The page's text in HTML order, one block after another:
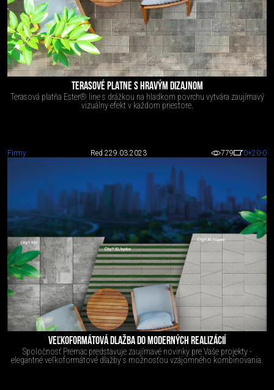
TERASOVÉ PLATNE S HRAVÝM DIZAJNOM
Terasová platňa Ester® line s drážkou na hladkom povrchu vytvára zaujímavý
vizuálny efekt v každom priestore.
Firmy Red 229.03.2023 779 0+20-0
VEĽKOFORMÁTOVÁ DLAŽBA DO MODERNÝCH REALIZÁCIÍ
Spoločnosť Premac predstavuje zaujímavé novinky pre Vaše projekty -
elegantné veľkoformátové dlažby s možnosťou vzájomného kombinovania.